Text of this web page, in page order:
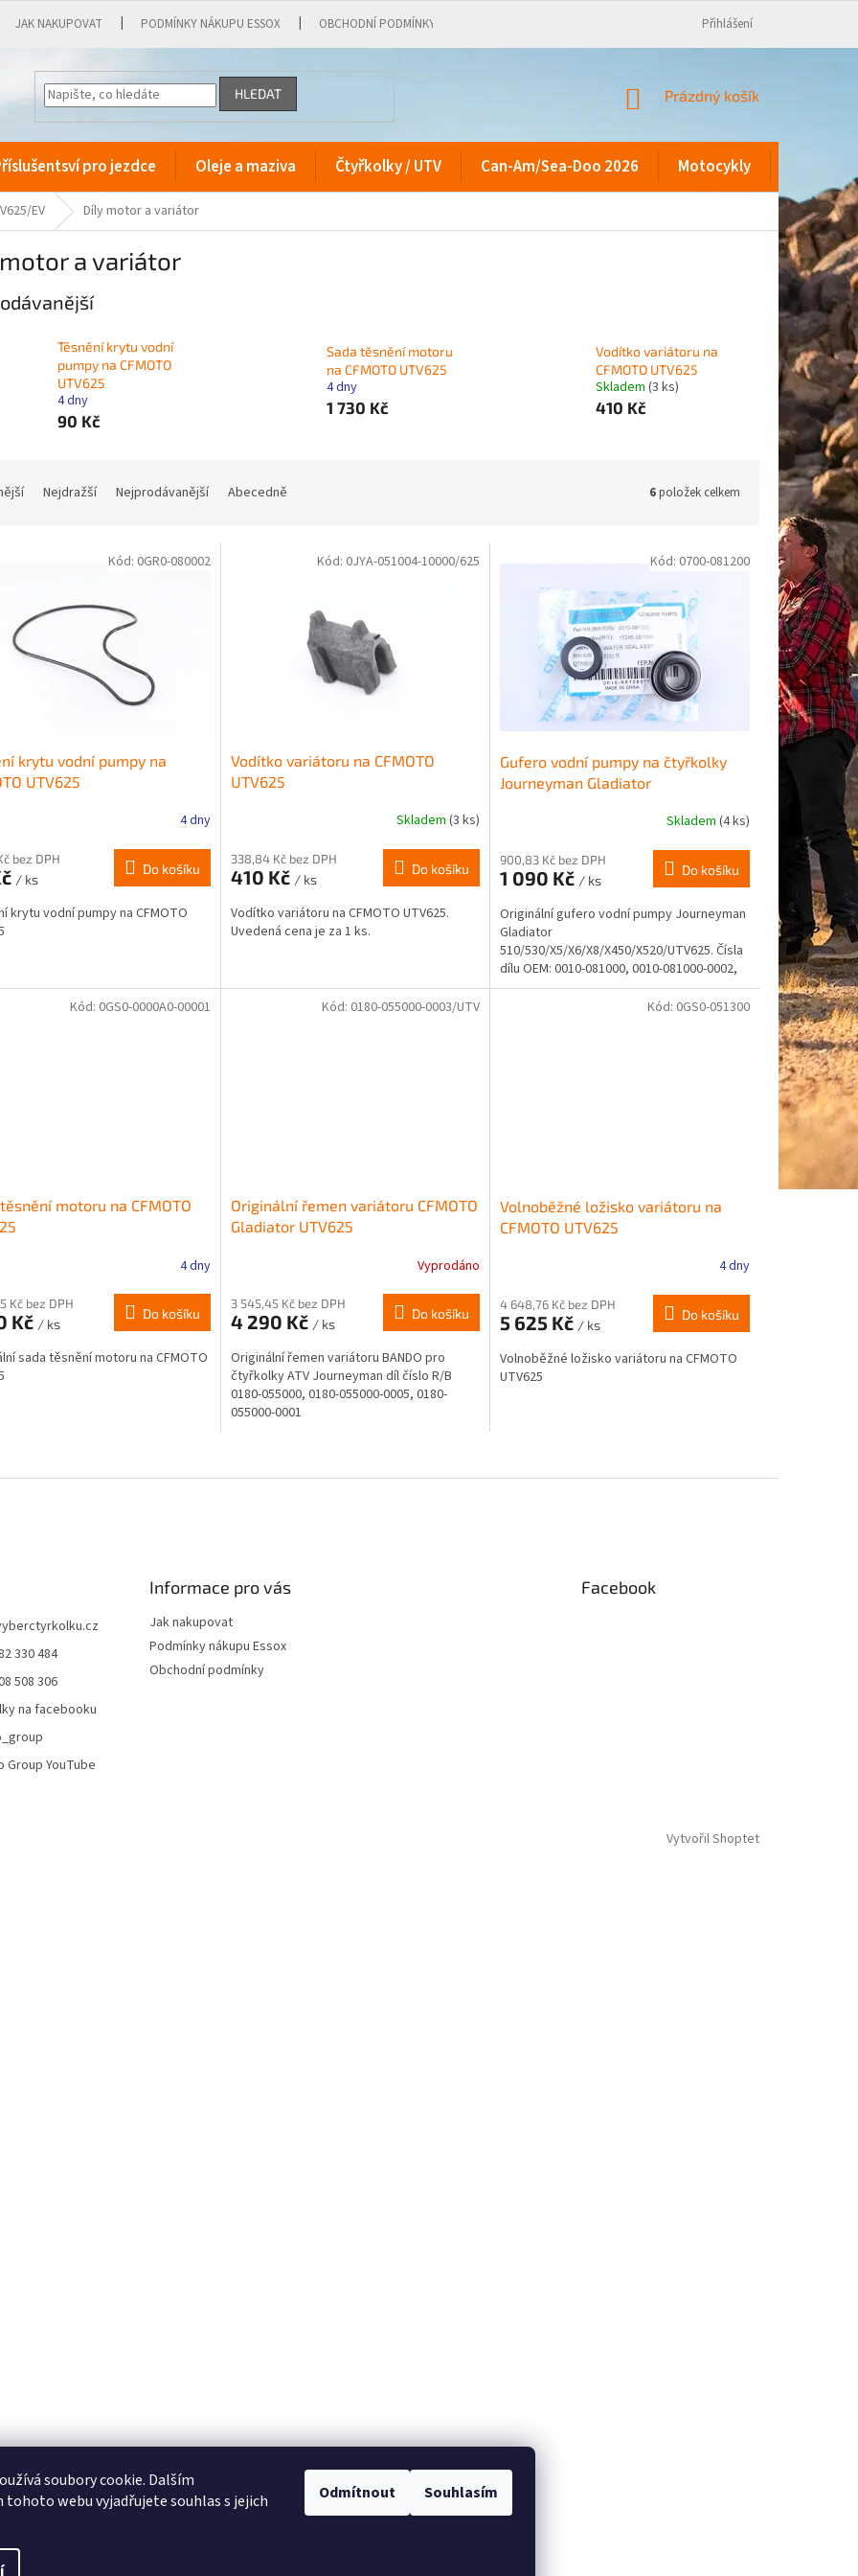
soubory cookie. Dalším
tohoto webu vyjadřujete souhlas s jejich
Odmítnout Souhlasím
JAK NAKUPOVAT PODMÍNKY NÁKUPU ESSOX OBCHODNÍ PODMÍNKY Přihlášení
HLEDAT
NÁKUPNÍ
Prázdný košík
pro jezdce Oleje a maziva Čtyřkolky / UTV Can-Am/Sea-Doo 2026 Motocykly
EV Díly motor a variátor
a variátor
Těsnění krytu vodní
pumpy na CFMOTO
UTV625
4 dny
90 Kč
Sada těsnění motoru
na CFMOTO UTV625
4 dny
1 730 Kč
Vodítko variátoru na
CFMOTO UTV625
Skladem (3 ks)
410 Kč
Nejdražší Nejprodávanější Abecedně 6položek celkem
krytu vodní pumpy na
UTV625
4 dny
bez DPH
/ ks
Do košíku
krytu vodní pumpy na CFMOTO
Kód: 0GR0-080002
Vodítko variátoru na CFMOTO
UTV625
Skladem (3 ks)
338,84 Kč bez DPH
410 Kč / ks
Do košíku
Vodítko variátoru na CFMOTO UTV625.
Uvedená cena je za 1 ks.
Kód: 0JYA-051004-10000/625
Gufero vodní pumpy na čtyřkolky
Journeyman Gladiator
Skladem (4 ks)
900,83 Kč bez DPH
1 090 Kč / ks
Do košíku
Originální gufero vodní pumpy Journeyman
Gladiator
510/530/X5/X6/X8/X450/X520/UTV625. Čísla
dílu OEM: 0010-081000, 0010-081000-0002,
0700-081200
Kód: 0700-081200
motoru na CFMOTO
4 dny
Kč bez DPH
Kč / ks
Do košíku
sada těsnění motoru na CFMOTO
Kód: 0GS0-0000A0-00001
Originální řemen variátoru CFMOTO
Gladiator UTV625
Vyprodáno
3 545,45 Kč bez DPH
4 290 Kč / ks
Do košíku
Originální řemen variátoru BANDO pro
čtyřkolky ATV Journeyman díl číslo R/B
0180-055000, 0180-055000-0005, 0180-
055000-0001
Kód: 0180-055000-0003/UTV
Volnoběžné ložisko variátoru na
CFMOTO UTV625
4 dny
4 648,76 Kč bez DPH
5 625 Kč / ks
Do košíku
Volnoběžné ložisko variátoru na CFMOTO
UTV625
Kód: 0GS0-051300
v
330 484
508 306
na facebooku
Group YouTube
Informace pro vás
Jak nakupovat
Podmínky nákupu Essox
Obchodní podmínky
Facebook
Vytvořil Shoptet